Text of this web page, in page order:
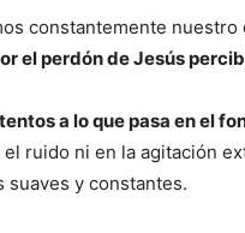
constantemente nuestro
el perdón de Jesús
a lo que pasa en el
ruido ni en la agitación
suaves y constantes.